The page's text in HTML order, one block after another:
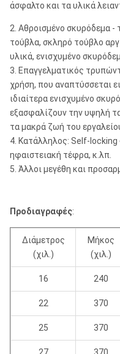
άσφαλτο και τα υλικά
2. Αθροισμένο σκυρόδεμα
τούβλα, σκληρό τούβλο
υλικά, ενισχυμένο
3. Επαγγελματικός
χρήση, που αναπτύσσεται
ιδιαίτερα ενισχυμένο
εξασφαλίζουν την υψηλή
τα μακρά ζωή του
4. Κατάλληλος: Self-locking
ηφαιστειακή τέφρα, κ.λπ.
5. Άλλοι μεγέθη και
Προδιαγραφές:
Διάμετρος
(χιλ.)
Μήκος
(χιλ.)
16 240
22 370
25 370